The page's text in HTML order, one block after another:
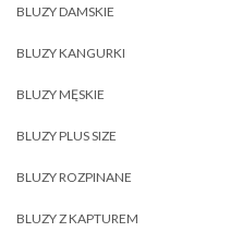
BLUZY DAMSKIE
BLUZY KANGURKI
BLUZY MĘSKIE
BLUZY PLUS SIZE
BLUZY ROZPINANE
BLUZY Z KAPTUREM